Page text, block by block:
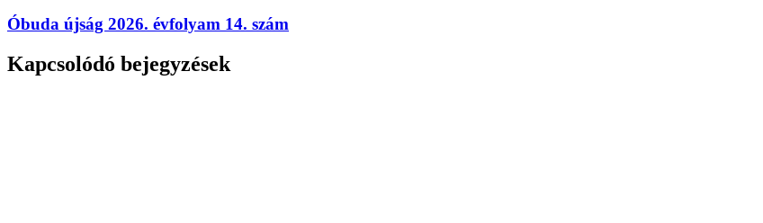
Óbuda újság 2026. évfolyam 14. szám
Kapcsolódó bejegyzések